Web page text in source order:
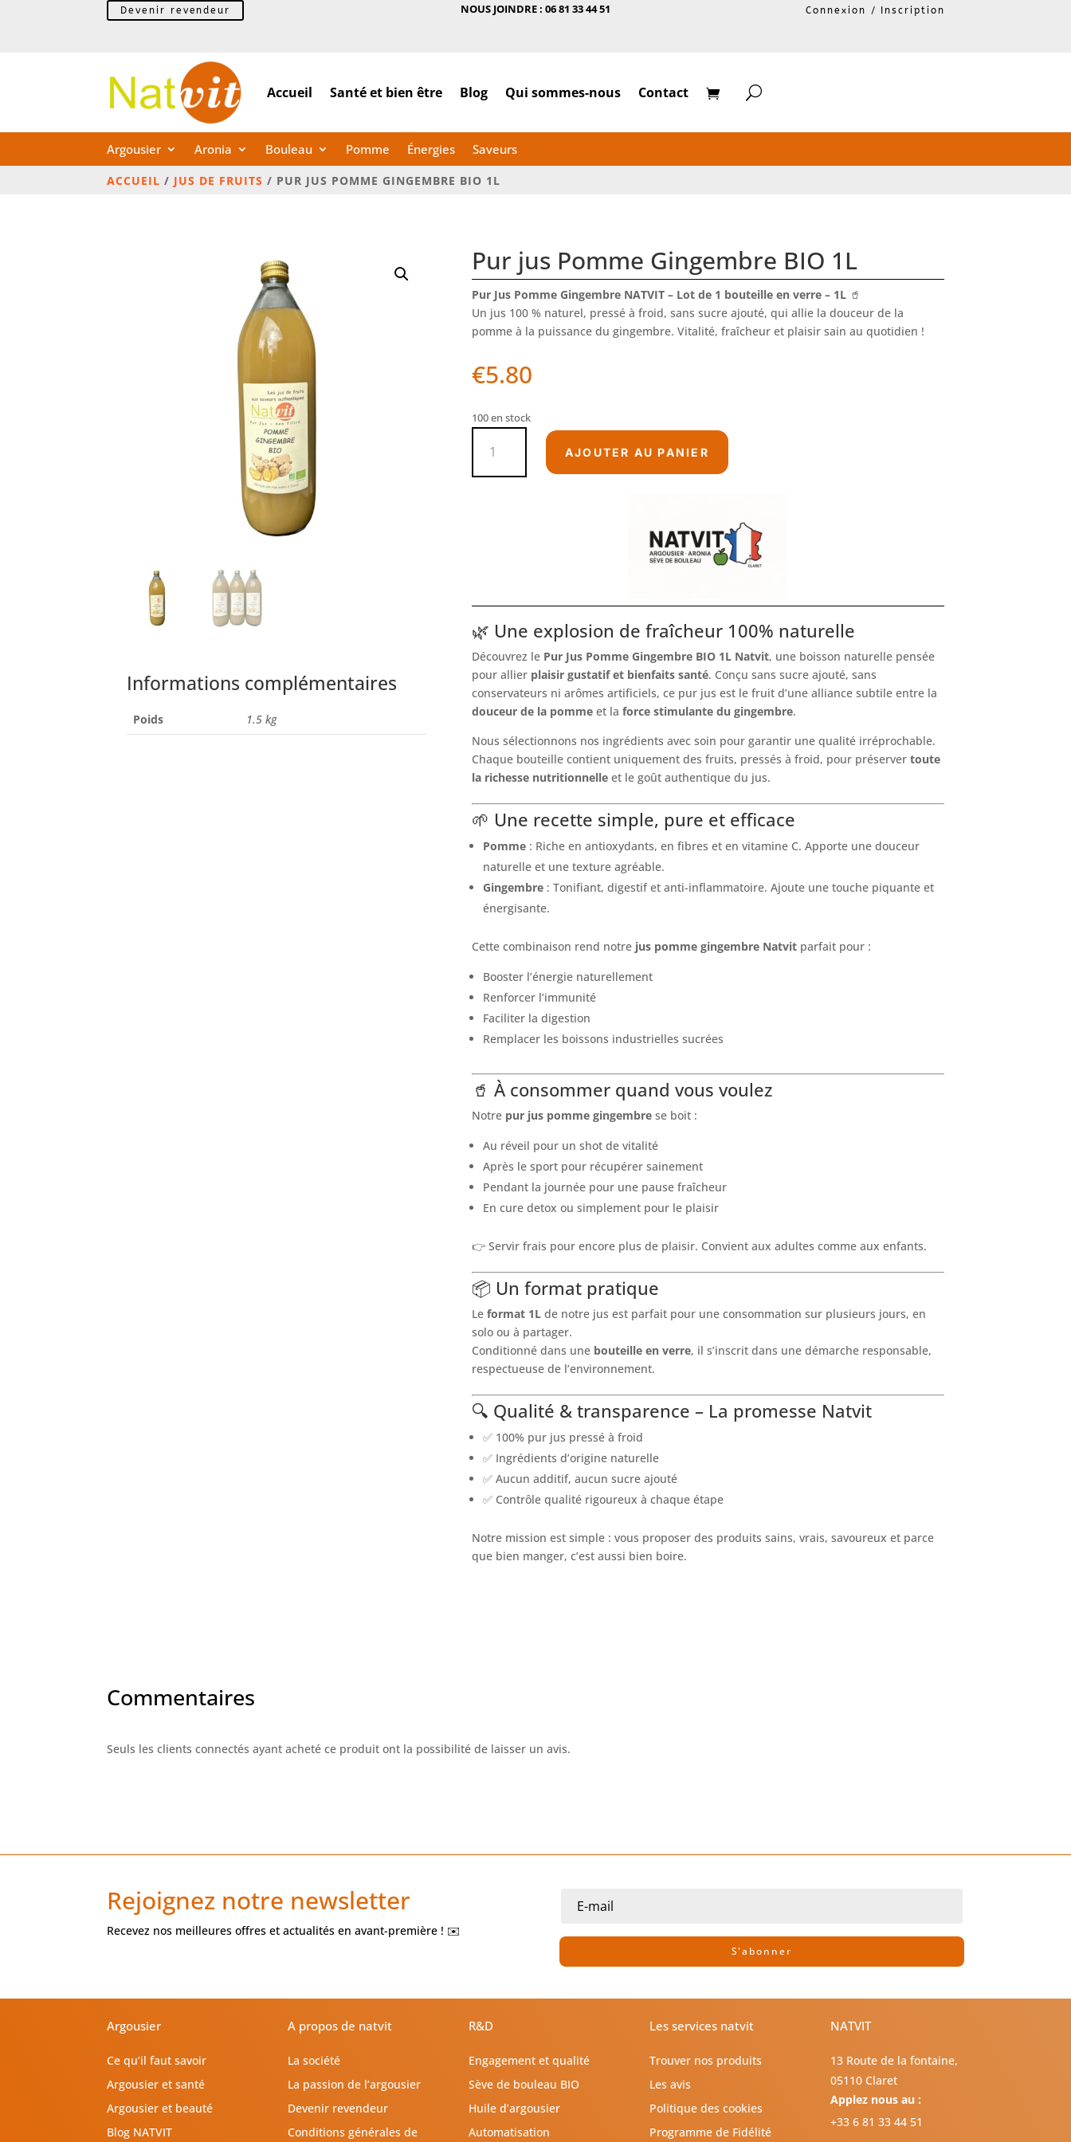
Devenir revendeur NOUS JOINDRE : 06 81 33 44 51 Connexion / Inscription
Accueil Santé et bien être Blog Qui sommes-nous Contact
Argousier Aronia Bouleau Pomme Énergies Saveurs
ACCUEIL / JUS DE FRUITS / PUR JUS POMME GINGEMBRE BIO 1L
Informations complémentaires
Poids 1.5 kg
Pur jus Pomme Gingembre BIO 1L
Pur Jus Pomme Gingembre NATVIT – Lot de 1 bouteille en verre – 1L 🥤
Un jus 100 % naturel, pressé à froid, sans sucre ajouté, qui allie la douceur de la
pomme à la puissance du gingembre. Vitalité, fraîcheur et plaisir sain au quotidien !
€5.80
100 en stock
Pur
AJOUTER AU PANIER
🌿 Une explosion de fraîcheur 100% naturelle
Découvrez le Pur Jus Pomme Gingembre BIO 1L Natvit, une boisson naturelle pensée
pour allier plaisir gustatif et bienfaits santé. Conçu sans sucre ajouté, sans
conservateurs ni arômes artificiels, ce pur jus est le fruit d’une alliance subtile entre la
douceur de la pomme et laforce stimulante du gingembre.
Nous sélectionnons nos ingrédients avec soin pour garantir une qualité irréprochable.
Chaque bouteille contient uniquement des fruits, pressés à froid, pour préservertoute
la richesse nutritionnelle et le goût authentique du jus.
🌱 Une recette simple, pure et efficace
Pomme : Riche en antioxydants, en fibres et en vitamine C. Apporte une douceur
naturelle et une texture agréable.
Gingembre : Tonifiant, digestif et anti-inflammatoire. Ajoute une touche piquante et
énergisante.
Cette combinaison rend notre jus pomme gingembre Natvit parfait pour :
Booster l’énergie naturellement
Renforcer l’immunité
Faciliter la digestion
Remplacer les boissons industrielles sucrées
🥤 À consommer quand vous voulez
Notre pur jus pomme gingembre se boit :
Au réveil pour un shot de vitalité
Après le sport pour récupérer sainement
Pendant la journée pour une pause fraîcheur
En cure detox ou simplement pour le plaisir
👉 Servir frais pour encore plus de plaisir. Convient aux adultes comme aux enfants.
📦 Un format pratique
Leformat 1L de notre jus est parfait pour une consommation sur plusieurs jours, en
solo ou à partager.
Conditionné dans une bouteille en verre, il s’inscrit dans une démarche responsable,
respectueuse de l’environnement.
🔍 Qualité & transparence – La promesse Natvit
✅ 100% pur jus pressé à froid
✅ Ingrédients d’origine naturelle
✅ Aucun additif, aucun sucre ajouté
✅ Contrôle qualité rigoureux à chaque étape
Notre mission est simple : vous proposer des produits sains, vrais, savoureux et parce
que bien manger, c’est aussi bien boire.
Commentaires
Seuls les clients connectés ayant acheté ce produit ont la possibilité de laisser un avis.
Rejoignez notre newsletter
Recevez nos meilleures offres et actualités en avant-première ! ✉️
S'abonner
Argousier
Ce qu’il faut savoir
Argousier et santé
Argousier et beauté
Blog NATVIT
A propos de natvit
La société
La passion de l’argousier
Devenir revendeur
Conditions générales de
R&D
Engagement et qualité
Sève de bouleau BIO
Huile d’argousier
Automatisation
Les services natvit
Trouver nos produits
Les avis
Politique des cookies
Programme de Fidélité
NATVIT
13 Route de la fontaine,
05110 Claret
Applez nous au :
+33 6 81 33 44 51